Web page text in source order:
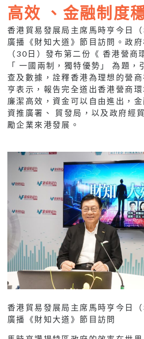
高效 、金融制度
香港貿易發展局主席馬時亨今日
廣播《財知大道》節目訪問。政
（30日）發布第二份《 香港營商
「 一國兩制，獨特優勢」 為題，
查及數據，詮釋香港為理想的營
亨表示，報告完全道出香港營商
廉潔高效，資金可以自由進出，
資推廣署、 貿發局，以及政府經
勵企業來港發展。
香港貿易發展局主席馬時亨今日
廣播《財知大道》節目訪問